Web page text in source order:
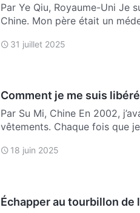
Par Ye Qiu, Royaume-Uni Je
Chine. Mon père était un
31 juillet 2025
Comment je me suis
Par Su Mi, Chine En 2002,
vêtements. Chaque fois que
18 juin 2025
Échapper au tourbillon de